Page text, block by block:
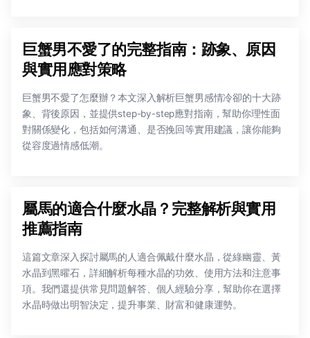
巨蟹男不愛了的完整指南：跡象、原因
與實用應對策略
巨蟹男不愛了怎麼辦？本文深入解析巨蟹男感情冷卻的十大跡
象、背後原因，並提供step-by-step應對指南，幫助你理性面
對關係變化，包括如何溝通、是否挽回等實用建議，讓你能夠
從容度過情感低潮。
屬馬的適合什麼水晶？完整解析與實用
推薦指南
這篇文章深入探討屬馬的人適合佩戴什麼水晶，從綠幽靈、黃
水晶到黑曜石，詳細解析每種水晶的功效、使用方法和注意事
項。我們還提供常見問題解答、個人經驗分享，幫助你在選擇
水晶時做出明智決定，提升事業、財富和健康運勢。